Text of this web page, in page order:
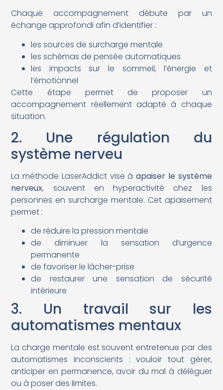
Chaque accompagnement débute par un
échange approfondi afin d’identifier :
les sources de surcharge mentale
les schémas de pensée automatiques
les impacts sur le sommeil, l’énergie et
l’émotionnel
Cette étape permet de proposer un
accompagnement réellement adapté à chaque
situation.
2. Une régulation du
système nerveu
La méthode LaserAddict vise àapaiser le système
nerveux, souvent en hyperactivité chez les
personnes en surcharge mentale. Cet apaisement
permet :
de réduire la pression mentale
de diminuer la sensation d’urgence
permanente
de favoriser le lâcher-prise
de restaurer une sensation de sécurité
intérieure
3. Un travail sur les
automatismes mentaux
La charge mentale est souvent entretenue par des
automatismes inconscients : vouloir tout gérer,
anticiper en permanence, avoir du mal à déléguer
ou à poser des limites.